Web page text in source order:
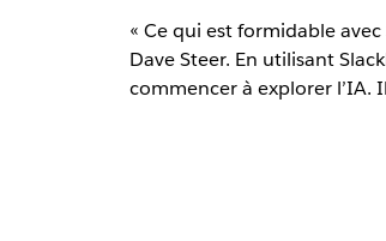
« Ce qui est formidable
Dave Steer. En utilisant
commencer à explorer l’IA.